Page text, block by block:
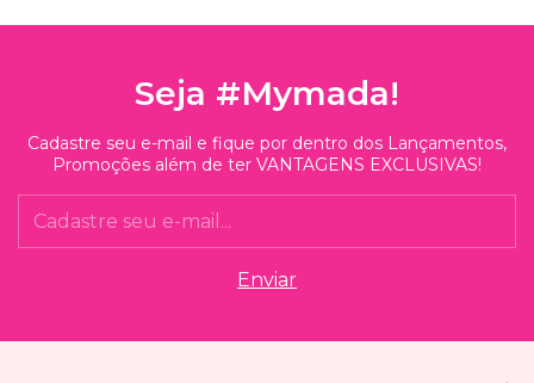
Seja #Mymada!
Cadastre seu e-mail e fique por dentro dos Lançamentos,
Promoções além de ter VANTAGENS EXCLUSIVAS!